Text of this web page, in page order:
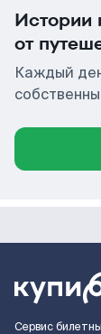
Истории
от
Каждый
Сервис